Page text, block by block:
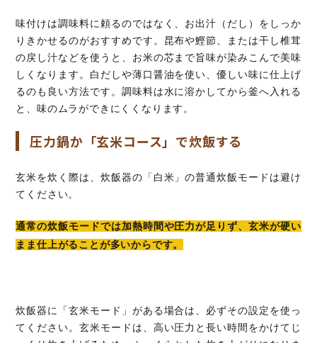
味付けは調味料に頼るのではなく、お出汁（だし）をしっか
りきかせるのがおすすめです。昆布や鰹節、または干し椎茸
の戻し汁などを使うと、お米の芯まで旨味が染みこんで美味
しくなります。白だしや薄口醤油を使い、優しい味に仕上げ
るのも良い方法です。調味料は水に溶かしてから釜へ入れる
と、味のムラができにくくなります。
圧力鍋か「玄米コース」で炊飯する
玄米を炊く際は、炊飯器の「白米」の普通炊飯モードは避け
てください。
通常の炊飯モードでは加熱時間や圧力が足りず、玄米が硬い
まま仕上がることが多いからです。
炊飯器に「玄米モード」がある場合は、必ずその設定を使っ
てください。玄米モードは、高い圧力と長い時間をかけてじ